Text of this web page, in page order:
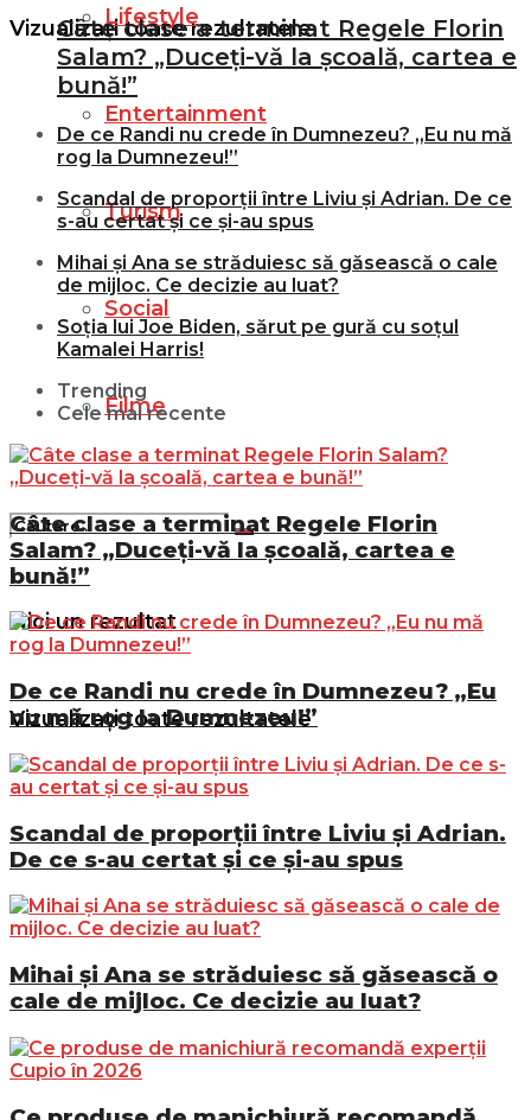
Vizualizați toate rezultatele
Lifestyle
Entertainment
Turism
Social
Filme
Nici un rezultat
Vizualizați toate rezultatele
Câte clase a terminat Regele Florin
Salam? „Duceți-vă la școală, cartea e
bună!”
De ce Randi nu crede în Dumnezeu? „Eu nu mă
rog la Dumnezeu!”
Scandal de proporții între Liviu și Adrian. De ce
s-au certat și ce și-au spus
Mihai și Ana se străduiesc să găsească o cale
de mijloc. Ce decizie au luat?
Soția lui Joe Biden, sărut pe gură cu soțul
Kamalei Harris!
Trending
Cele mai recente
Câte clase a terminat Regele Florin
Salam? „Duceți-vă la școală, cartea e
bună!”
De ce Randi nu crede în Dumnezeu? „Eu
nu mă rog la Dumnezeu!”
Scandal de proporții între Liviu și Adrian.
De ce s-au certat și ce și-au spus
Mihai și Ana se străduiesc să găsească o
cale de mijloc. Ce decizie au luat?